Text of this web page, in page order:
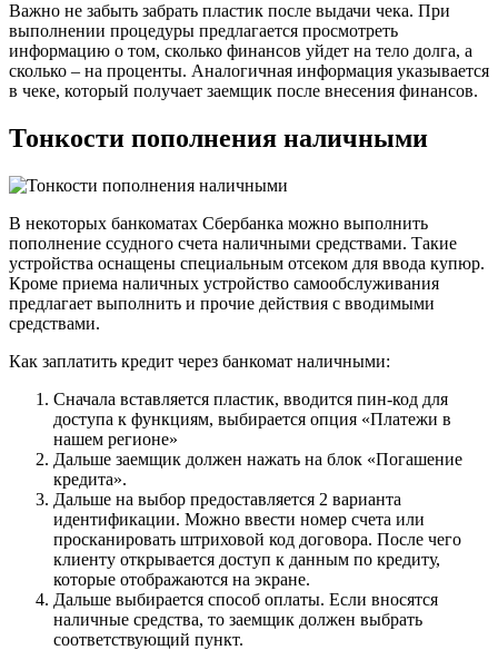
Важно не забыть забрать пластик после выдачи чека. При
выполнении процедуры предлагается просмотреть
информацию о том, сколько финансов уйдет на тело долга, а
сколько – на проценты. Аналогичная информация указывается
в чеке, который получает заемщик после внесения финансов.
Тонкости пополнения наличными
В некоторых банкоматах Сбербанка можно выполнить
пополнение ссудного счета наличными средствами. Такие
устройства оснащены специальным отсеком для ввода купюр.
Кроме приема наличных устройство самообслуживания
предлагает выполнить и прочие действия с вводимыми
средствами.
Как заплатить кредит через банкомат наличными:
Сначала вставляется пластик, вводится пин-код для
доступа к функциям, выбирается опция «Платежи в
нашем регионе»
Дальше заемщик должен нажать на блок «Погашение
кредита».
Дальше на выбор предоставляется 2 варианта
идентификации. Можно ввести номер счета или
просканировать штриховой код договора. После чего
клиенту открывается доступ к данным по кредиту,
которые отображаются на экране.
Дальше выбирается способ оплаты. Если вносятся
наличные средства, то заемщик должен выбрать
соответствующий пункт.